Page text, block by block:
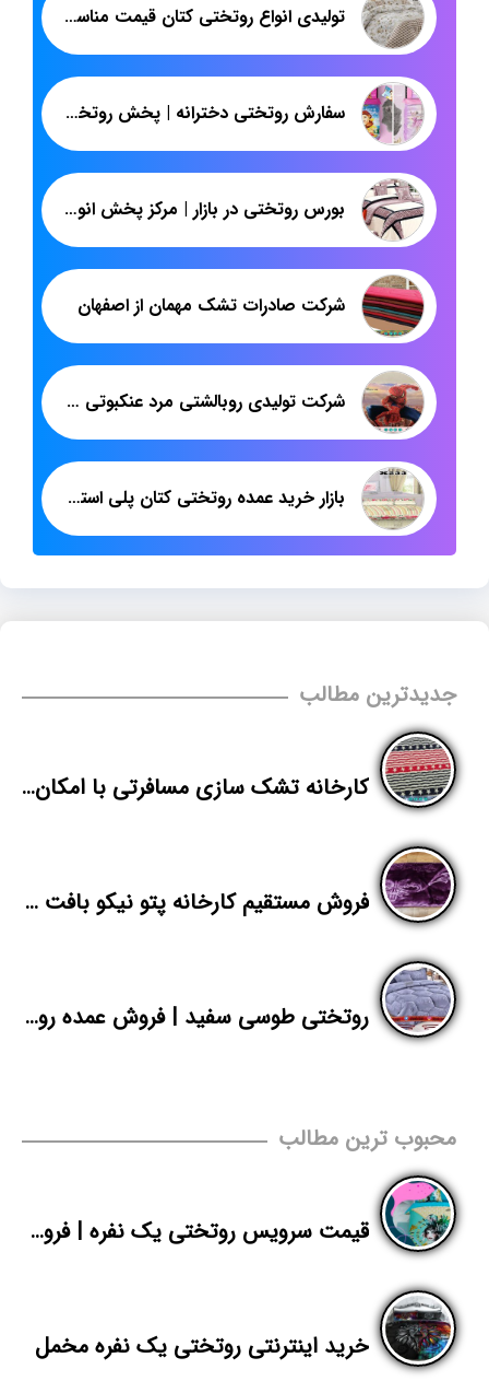
تولیدی انواع روتختی کتان قیمت مناسب در تهران
سفارش روتختی دخترانه | پخش روتختی یکنفره سه بعدی | پاندا
بورس روتختی در بازار | مرکز پخش انواع روتختی مخمل ساده
شرکت صادرات تشک مهمان از اصفهان
شرکت تولیدی روبالشتی مرد عنکبوتی مخمل سه بعدی
بازار خرید عمده روتختی کتان پلی استر اصفهان
جدیدترین مطالب
کارخانه تشک سازی مسافرتی با امکان پخش در قزوین
فروش مستقیم کارخانه پتو نیکو بافت مدل الماس
روتختی طوسی سفید | فروش عمده روتختی تک رنگ | پاندا
محبوب ترین مطالب
قیمت سرویس روتختی یک نفره | فروش عمده انواع روتختی اسپرت چاپ دیجیتال
خرید اینترنتی روتختی یک نفره مخمل